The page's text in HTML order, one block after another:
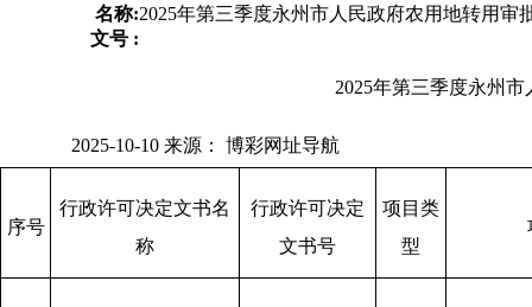
名称:2025年第三季度永州市人民政府农用地转用审
文号 :
2025年第三季度永州
2025-10-10 来源： 博彩网址导航
序号
行政许可决定文书名
称
行政许可决定
文书号
项目类
型